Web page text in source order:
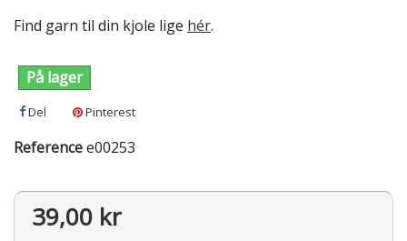
Find garn til din kjole lige hér.
På lager
Del Pinterest
Referencee00253
39,00 kr